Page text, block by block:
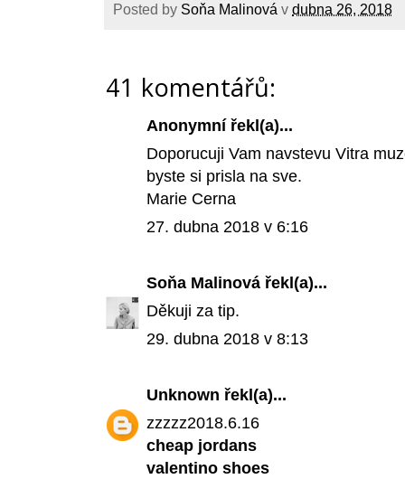
Posted by Soňa Malinová v dubna 26, 2018
41 komentářů:
Anonymní řekl(a)...
Doporucuji Vam navstevu Vitra
byste si prisla na sve.
Marie Cerna
27. dubna 2018 v 6:16
Soňa Malinová řekl(a)...
Děkuji za tip.
29. dubna 2018 v 8:13
Unknown řekl(a)...
zzzzz2018.6.16
cheap jordans
valentino shoes